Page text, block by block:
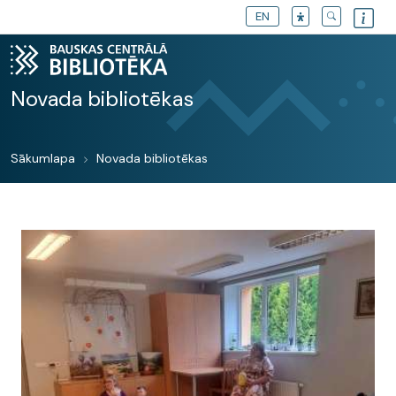
EN
Novada bibliotēkas
Sākumlapa Novada bibliotēkas